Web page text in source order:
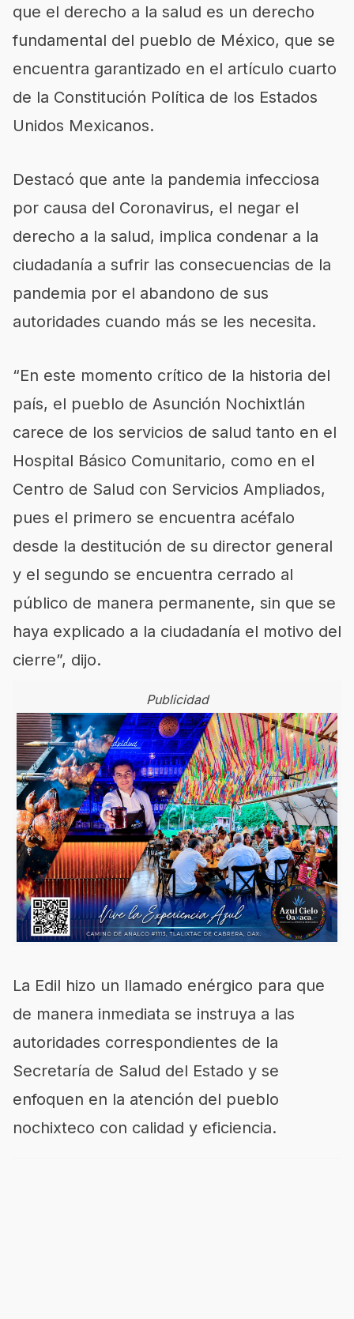
que el derecho a la salud es un derecho
fundamental del pueblo de México, que se
encuentra garantizado en el artículo cuarto
de la Constitución Política de los Estados
Unidos Mexicanos.
Destacó que ante la pandemia infecciosa
por causa del Coronavirus, el negar el
derecho a la salud, implica condenar a la
ciudadanía a sufrir las consecuencias de la
pandemia por el abandono de sus
autoridades cuando más se les necesita.
“En este momento crítico de la historia del
país, el pueblo de Asunción Nochixtlán
carece de los servicios de salud tanto en el
Hospital Básico Comunitario, como en el
Centro de Salud con Servicios Ampliados,
pues el primero se encuentra acéfalo
desde la destitución de su director general
y el segundo se encuentra cerrado al
público de manera permanente, sin que se
haya explicado a la ciudadanía el motivo del
cierre”, dijo.
Publicidad
La Edil hizo un llamado enérgico para que
de manera inmediata se instruya a las
autoridades correspondientes de la
Secretaría de Salud del Estado y se
enfoquen en la atención del pueblo
nochixteco con calidad y eficiencia.